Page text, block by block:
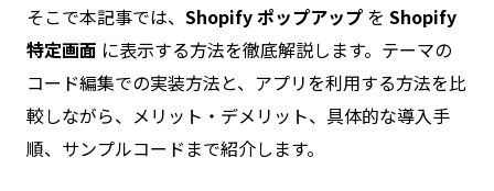
そこで本記事では、 Shopify ポップアップ を Shopify
特定画面 に表示する方法を徹底解説します。テーマの
コード編集での実装方法と、アプリを利用する方法を比
較しながら、メリット・デメリット、具体的な導入手
順、サンプルコードまで紹介します。